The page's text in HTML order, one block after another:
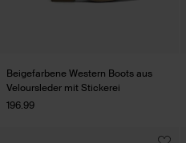
Beigefarbene Western Boots aus
Veloursleder mit Stickerei
196.99